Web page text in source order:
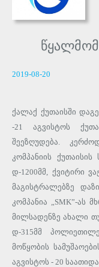
2019-08-20
ქალაქ ქუთაისში
-21 აგვისტოს
შეეზღუდება.
კომპანიის ქუთაისის
დ-1200მმ, ქვიტირი
მაგისტრალებზე
კომპანია „SMK”-ას
მილსადენზე ახალი
დ-315მმ
მოწყობის
აგვისტოს - 20